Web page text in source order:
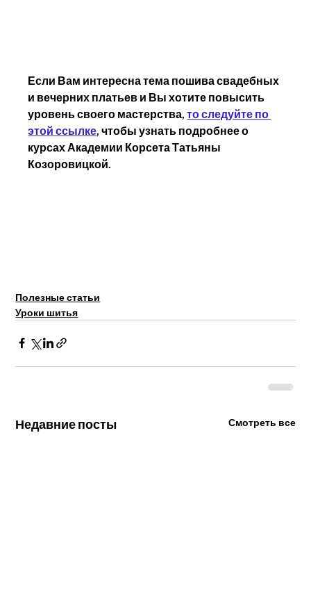
Если Вам интересна тема пошива свадебных
и вечерних платьев и Вы хотите повысить
уровень своего мастерства, то следуйте по
этой ссылке, чтобы узнать подробнее о
курсах Академии Корсета Татьяны
Козоровицкой.
Полезные статьи
Уроки шитья
Недавние посты Смотреть все